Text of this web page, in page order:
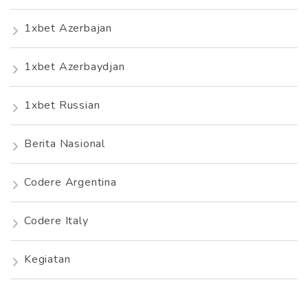
1xbet Azerbajan
1xbet Azerbaydjan
1xbet Russian
Berita Nasional
Codere Argentina
Codere Italy
Kegiatan